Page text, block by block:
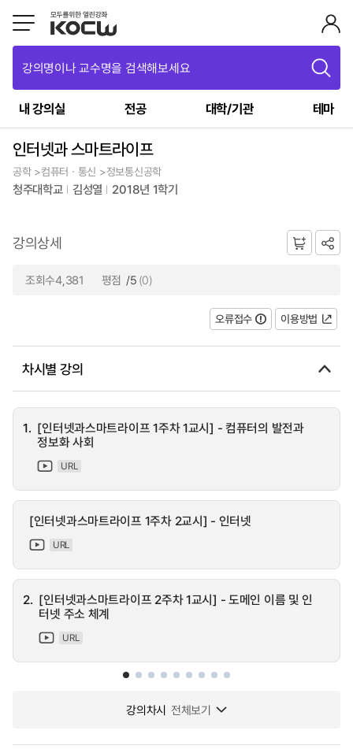
강의명이나 교수명을 검색해보세요
내 강의실 전공 대학/기관 테마
인터넷과 스마트라이프
공학 >컴퓨터ㆍ통신 >정보통신공학
청주대학교 김성열 2018년 1학기
강의상세
조회수4,381 평점 /5 (0)
오류접수 이용방법
차시별 강의
1. [인터넷과스마트라이프 1주차 1교시] - 컴퓨터의 발전과
정보화 사회
URL
[인터넷과스마트라이프 1주차 2교시] - 인터넷
URL
2. [인터넷과스마트라이프 2주차 1교시] - 도메인 이름 및 인
터넷 주소 체계
URL
강의차시 전체보기